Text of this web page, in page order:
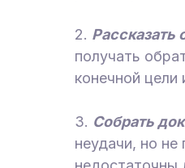
2. Рассказать
получать
конечной цели
3. Собрать
неудачи, но